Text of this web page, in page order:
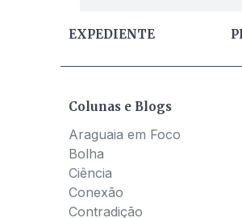
EXPEDIENTE
Colunas e Blogs
Araguaia em Foco
Bolha
Ciência
Conexão
Contradição